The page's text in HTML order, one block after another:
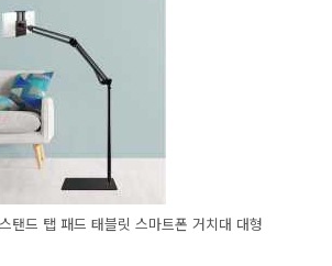
탠드 탭 패드 태블릿 스마트폰 거치대 대형